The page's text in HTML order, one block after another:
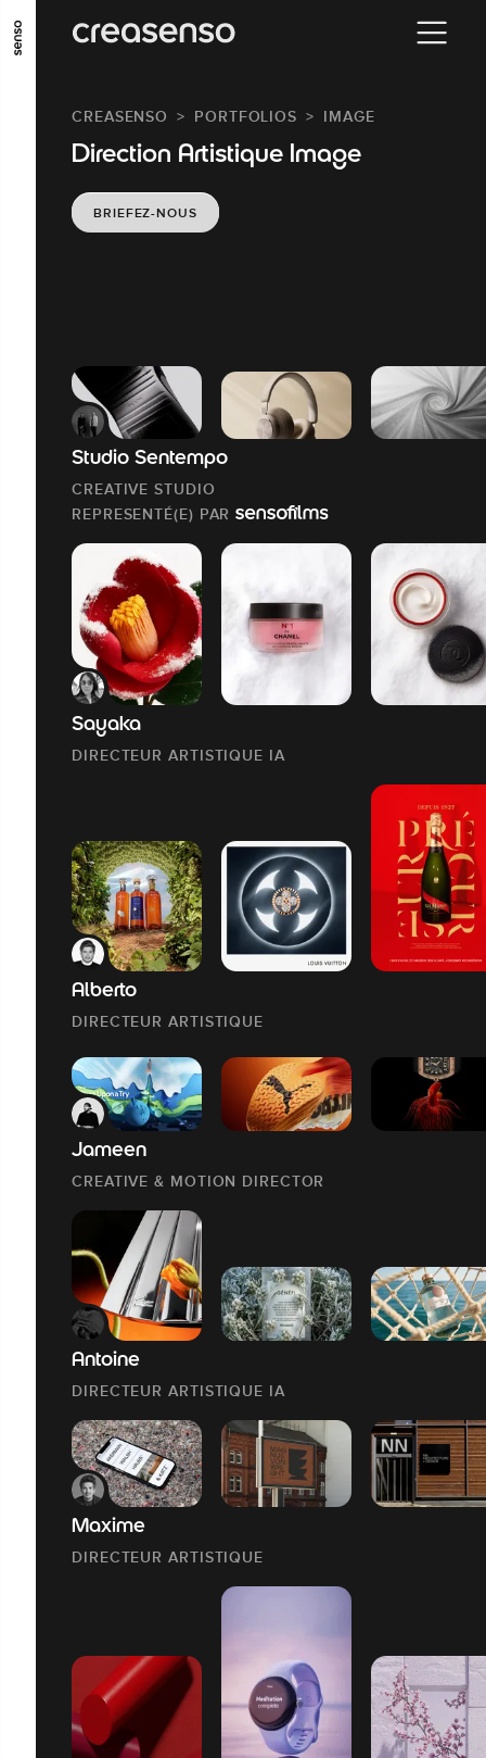
ALLER AU CONTENU PRINCIPAL
ALLER EN BAS DE PAGE
CREASENSO PORTFOLIOS IMAGE
Direction Artistique Image
BRIEFEZ-NOUS
Studio Sentempo
CREATIVE STUDIO
REPRESENTÉ(E) PAR
Sayaka
DIRECTEUR ARTISTIQUE IA
Alberto
DIRECTEUR ARTISTIQUE
Jameen
CREATIVE & MOTION DIRECTOR
Antoine
DIRECTEUR ARTISTIQUE IA
Maxime
DIRECTEUR ARTISTIQUE